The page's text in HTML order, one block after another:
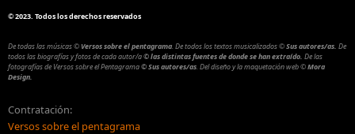
©2023. Todos los derechos reservados
De todas las músicas© Versos sobre el pentagrama. De todos los textos musicalizados©Sus autores/as. De
todos las biografías y fotos de cada autor/a© las distintas fuentes de donde se han extraído. De las
fotografías de Versos sobre el Pentagrama© Sus autores/as. Del diseño y la maquetación web©Mora
Design.
Contratación:
Versos sobre el pentagrama